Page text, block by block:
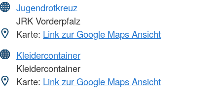
Jugendrotkreuz
JRK Vorderpfalz
Karte: Link zur Google Maps Ansicht
Kleidercontainer
Kleidercontainer
Karte: Link zur Google Maps Ansicht